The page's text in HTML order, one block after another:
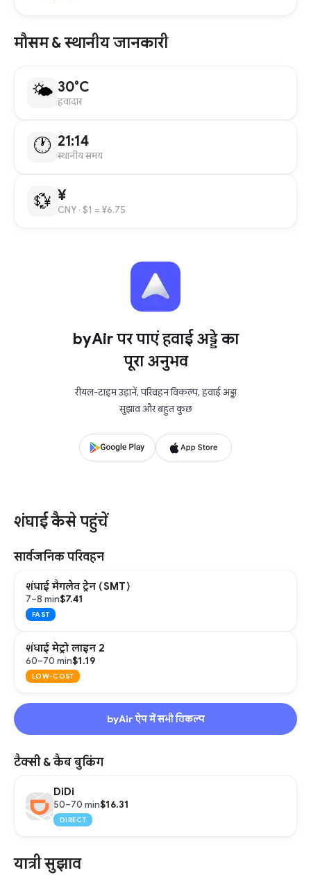
मौसम & स्थानीय जानकारी
🌤 30°C
हवादार
🕐 21:14
स्थानीय समय
💱 ¥
CNY · $1 = ¥6.75
byAir पर पाएं हवाई अड्डे का
पूरा अनुभव
रीयल-टाइम उड़ानें, परिवहन विकल्प, हवाई अड्डा
सुझाव और बहुत कुछ
शंघाई कैसे पहुंचें
सार्वजनिक परिवहन
शंघाई मैगलेव ट्रेन (SMT)
7–8 min$7.41
FAST
शंघाई मेट्रो लाइन 2
60–70 min$1.19
LOW-COST
byAir ऐप में सभी विकल्प
टैक्सी & कैब बुकिंग
DiDi
50–70 min$16.31
DIRECT
यात्री सुझाव